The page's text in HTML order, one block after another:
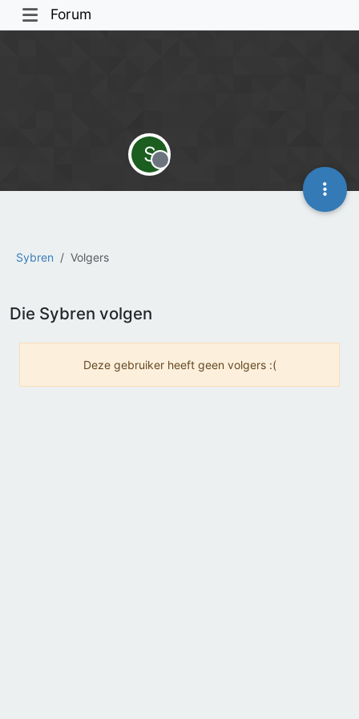
Forum
Sybren Volgers
S
Offline
Die Sybren volgen
Deze gebruiker heeft geen volgers :(